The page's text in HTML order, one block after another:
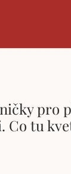
pro
Co tu